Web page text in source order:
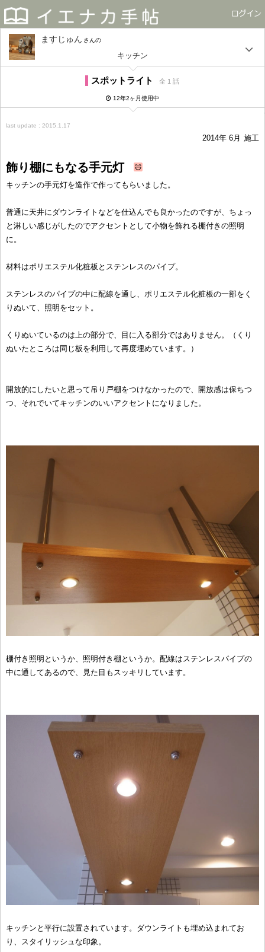
ますじゅん さん
キッチン
スポットライト 全 1 話
12年2ヶ月使用中
last update : 2015.1.17
2014年 6月 施工
飾り棚にもなる手元灯
キッチンの手元灯を造作で作ってもらいました。
普通に天井にダウンライトなどを仕込んでも良かったのですが、ちょっ
と淋しい感じがしたのでアクセントとして小物を飾れる棚付きの照明
に。
材料はポリエステル化粧板とステンレスのパイプ。
ステンレスのパイプの中に配線を通し、ポリエステル化粧板の一部をく
りぬいて、照明をセット。
くりぬいているのは上の部分で、目に入る部分ではありません。（くり
ぬいたところは同じ板を利用して再度埋めています。）
開放的にしたいと思って吊り戸棚をつけなかったので、開放感は保ちつ
つ、それでいてキッチンのいいアクセントになりました。
棚付き照明というか、照明付き棚というか。配線はステンレスパイプの
中に通してあるので、見た目もスッキリしています。
キッチンと平行に設置されています。ダウンライトも埋め込まれてお
り、スタイリッシュな印象。